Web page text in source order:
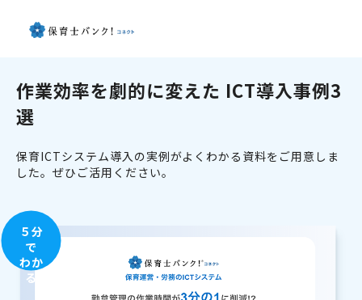
作業効率を劇的に変えた ICT導入事例3
選
保育ICTシステム導入の実例がよくわかる資料をご用意しま
した。ぜひご活用ください。
５分
で
わか
る